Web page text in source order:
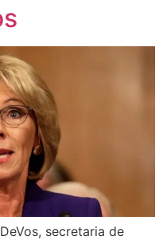
secretaria de